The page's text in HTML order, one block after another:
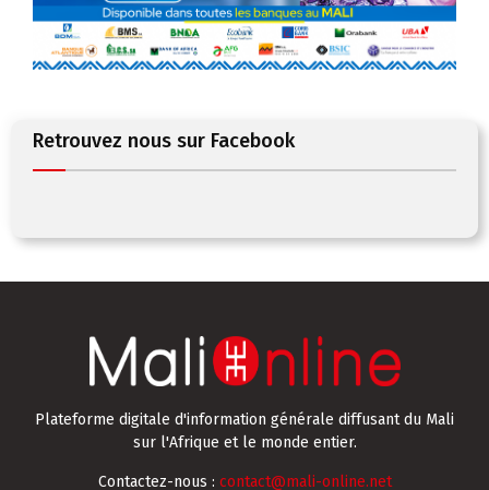
Retrouvez nous sur Facebook
Plateforme digitale d'information générale diffusant du Mali
sur l'Afrique et le monde entier.
Contactez-nous : contact@mali-online.net